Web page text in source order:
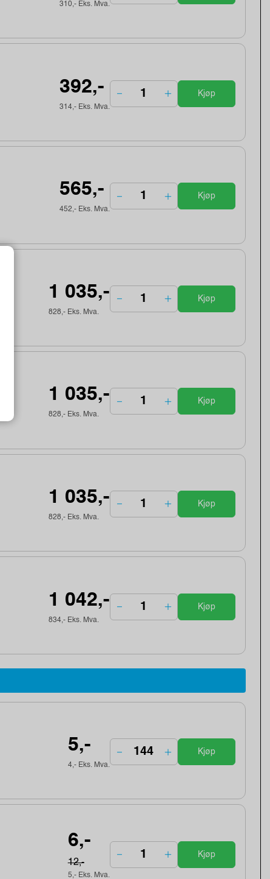
310,- Eks. Mva.
392,-
314,- Eks. Mva.
Kjøp
565,-
452,- Eks. Mva.
Kjøp
1 035,-
828,- Eks. Mva.
Kjøp
1 035,-
828,- Eks. Mva.
Kjøp
1 035,-
828,- Eks. Mva.
Kjøp
1 042,-
834,- Eks. Mva.
Kjøp
5,-
4,- Eks. Mva.
Kjøp
6,-
12,-
5,- Eks. Mva.
Kjøp